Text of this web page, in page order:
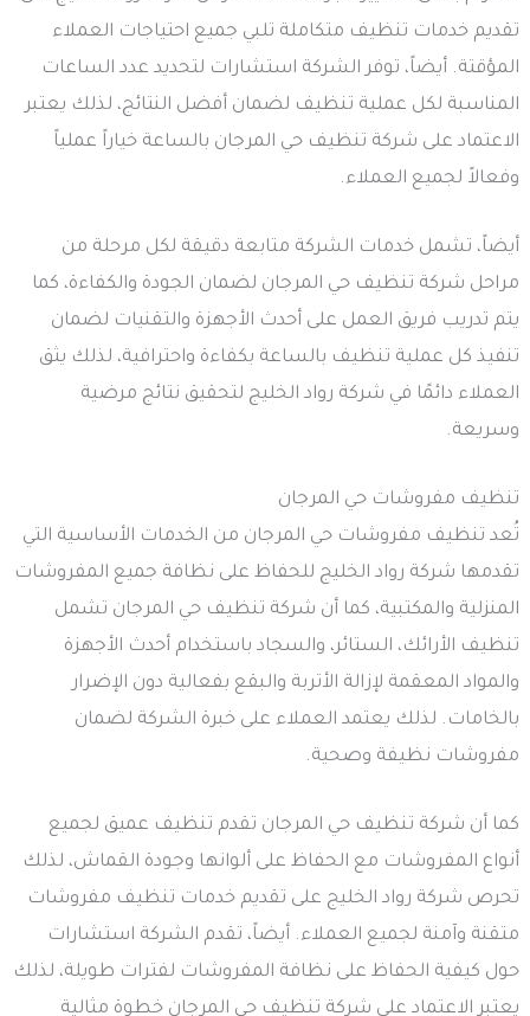
تقديم خدمات تنظيف متكاملة تلبي جميع احتياجات العملاء
المؤقتة. أيضاً، توفر الشركة استشارات لتحديد عدد الساعات
المناسبة لكل عملية تنظيف لضمان أفضل النتائج، لذلك يعتبر
الاعتماد على شركة تنظيف حي المرجان بالساعة خياراً عملياً
وفعالاً لجميع العملاء.
أيضاً، تشمل خدمات الشركة متابعة دقيقة لكل مرحلة من
مراحل شركة تنظيف حي المرجان لضمان الجودة والكفاءة، كما
يتم تدريب فريق العمل على أحدث الأجهزة والتقنيات لضمان
تنفيذ كل عملية تنظيف بالساعة بكفاءة واحترافية، لذلك يثق
العملاء دائمًا في شركة رواد الخليج لتحقيق نتائج مرضية
وسريعة.
تنظيف مفروشات حي المرجان
تُعد تنظيف مفروشات حي المرجان من الخدمات الأساسية التي
تقدمها شركة رواد الخليج للحفاظ على نظافة جميع المفروشات
المنزلية والمكتبية، كما أن شركة تنظيف حي المرجان تشمل
تنظيف الأرائك، الستائر، والسجاد باستخدام أحدث الأجهزة
والمواد المعقمة لإزالة الأتربة والبقع بفعالية دون الإضرار
بالخامات. لذلك يعتمد العملاء على خبرة الشركة لضمان
مفروشات نظيفة وصحية.
كما أن شركة تنظيف حي المرجان تقدم تنظيف عميق لجميع
أنواع المفروشات مع الحفاظ على ألوانها وجودة القماش، لذلك
تحرص شركة رواد الخليج على تقديم خدمات تنظيف مفروشات
متقنة وآمنة لجميع العملاء. أيضاً، تقدم الشركة استشارات
حول كيفية الحفاظ على نظافة المفروشات لفترات طويلة، لذلك
يعتبر الاعتماد على شركة تنظيف حي المرجان خطوة مثالية